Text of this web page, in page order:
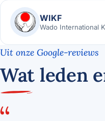
WIKF
Wado International
Uit onze Google-reviews
Wat leden